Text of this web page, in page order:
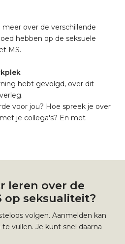
over de verschillende
hebben op de seksuele
MS.
hebt gevolgd, over dit
voor jou? Hoe spreek je over
je collega's? En met
leren over de
op seksualiteit?
volgen. Aanmelden kan
vullen. Je kunt snel daarna